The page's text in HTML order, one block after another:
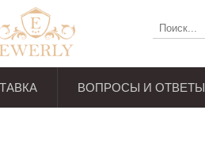
ВОПРОСЫ И ОТВЕТЫ